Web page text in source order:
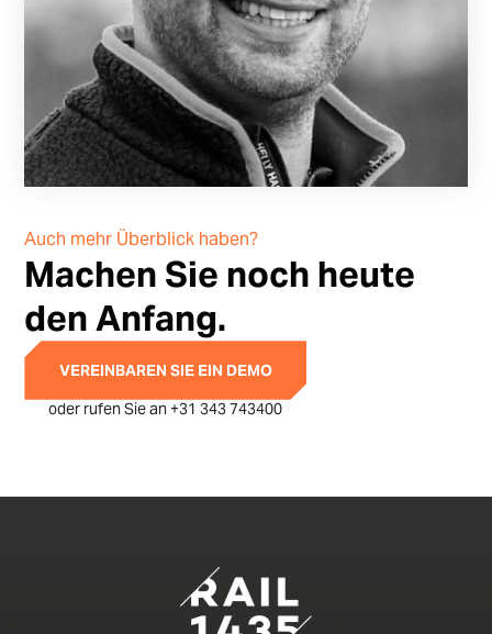
Auch mehr Überblick haben?
Machen Sie noch heute
den Anfang.
VEREINBAREN SIE EIN DEMO
oder rufen Sie an +31 343 743400